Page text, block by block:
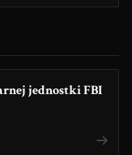
jednostki FBI